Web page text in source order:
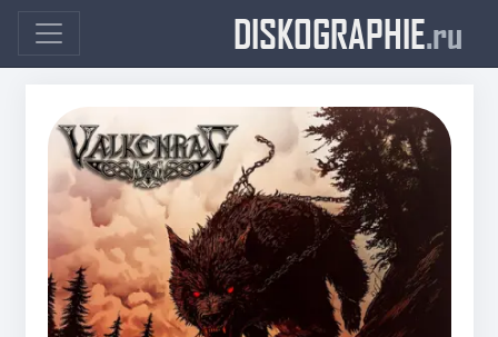
DISKOGRAPHIE.ru